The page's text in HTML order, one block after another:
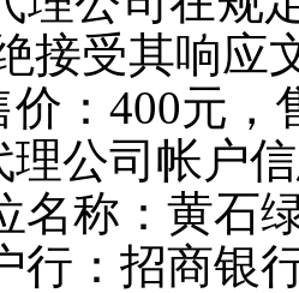
接受其响应
价：400元，
理公司帐户
名称：黄石
行：招商银